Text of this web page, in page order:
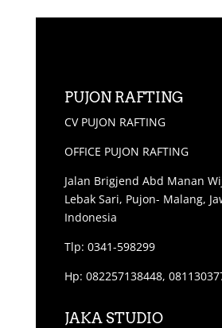
PUJON RAFTING
CV PUJON RAFTING
OFFICE PUJON RAFTING
Jalan Brigjend Abd Manan
Lebak Sari, Pujon- Malang,
Indonesia
Tlp: 0341-598299
Hp: 082257138448,
JAKA STUDIO